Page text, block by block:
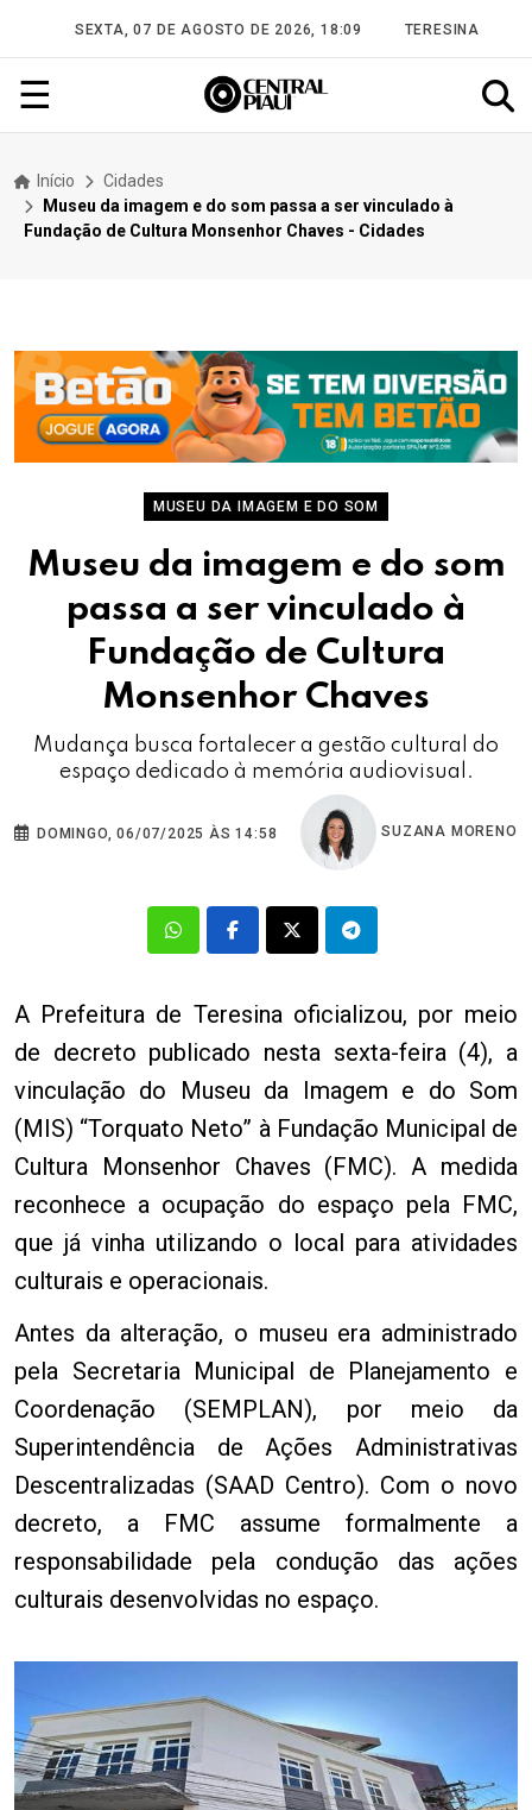
SEXTA, 07 DE AGOSTO DE 2026, 18:09 TERESINA
☰
Início
Cidades
Museu da imagem e do som passa a ser vinculado à
Fundação de Cultura Monsenhor Chaves - Cidades
MUSEU DA IMAGEM E DO SOM
Museu da imagem e do som
passa a ser vinculado à
Fundação de Cultura
Monsenhor Chaves
Mudança busca fortalecer a gestão cultural do
espaço dedicado à memória audiovisual.
DOMINGO, 06/07/2025 ÀS 14:58 SUZANA MORENO
A Prefeitura de Teresina oficializou, por meio
de decreto publicado nesta sexta-feira (4), a
vinculação do Museu da Imagem e do Som
(MIS) “Torquato Neto” à Fundação Municipal de
Cultura Monsenhor Chaves (FMC). A medida
reconhece a ocupação do espaço pela FMC,
que já vinha utilizando o local para atividades
culturais e operacionais.
Antes da alteração, o museu era administrado
pela Secretaria Municipal de Planejamento e
Coordenação (SEMPLAN), por meio da
Superintendência de Ações Administrativas
Descentralizadas (SAAD Centro). Com o novo
decreto, a FMC assume formalmente a
responsabilidade pela condução das ações
culturais desenvolvidas no espaço.